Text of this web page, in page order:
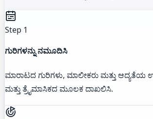
Step 1
ಗುರಿಗಳನ್ನು ನಮೂದಿಸಿ
ಮಾರಾಟದ ಗುರಿಗಳು, ಮಾಲೀಕರು ಮತ್ತು ಆದ್ಯತೆಯ
ಮತ್ತು ತ್ರೈಮಾಸಿಕದ ಮೂಲಕ ದಾಖಲಿಸಿ.